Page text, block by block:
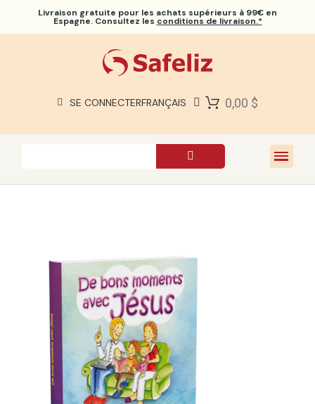
Livraison gratuite pour les achats supérieurs à 99€ en
Espagne. Consultez les conditions de livraison.*
SE CONNECTERFRANÇAIS 0,00 $
À PROPOS DE NOUS